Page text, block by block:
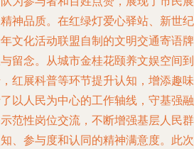
神品质。在红绿灯爱心驿站、新世
文化活动联盟自制的文明交通寄语
留念。从城市金桂花颐养文娱空间
红展科普等环节提升认知，增添趣
以人民为中心的工作轴线，守基强
范性岗位交流，不断增强基层人民
、参与度和认同的精神满意度。此